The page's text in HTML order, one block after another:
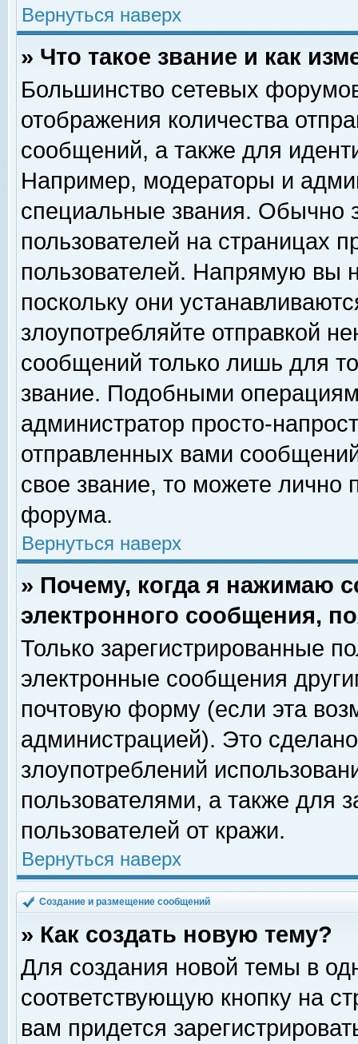
Вернуться наверх
» Что такое звание и как
Большинство сетевых
отображения количества
сообщений, а также для
Например, модераторы и
специальные звания. Обычно
пользователей на страницах
пользователей. Напрямую вы
поскольку они
злоупотребляйте отправкой
сообщений только лишь для
звание. Подобными
администратор просто-
отправленных вами
свое звание, то можете лично
форума.
Вернуться наверх
» Почему, когда я нажимаю
электронного сообщения,
Только зарегистрированные
электронные сообщения
почтовую форму (если эта
администрацией). Это
злоупотреблений
пользователями, а также для
пользователей от кражи.
Вернуться наверх
Создание и размещение сообщений
» Как создать новую тему?
Для создания новой темы в
соответствующую кнопку на
вам придется